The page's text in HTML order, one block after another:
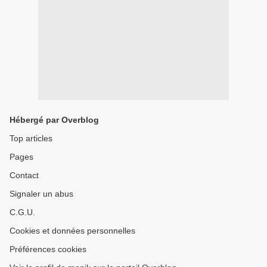
Hébergé par Overblog
Top articles
Pages
Contact
Signaler un abus
C.G.U.
Cookies et données personnelles
Préférences cookies